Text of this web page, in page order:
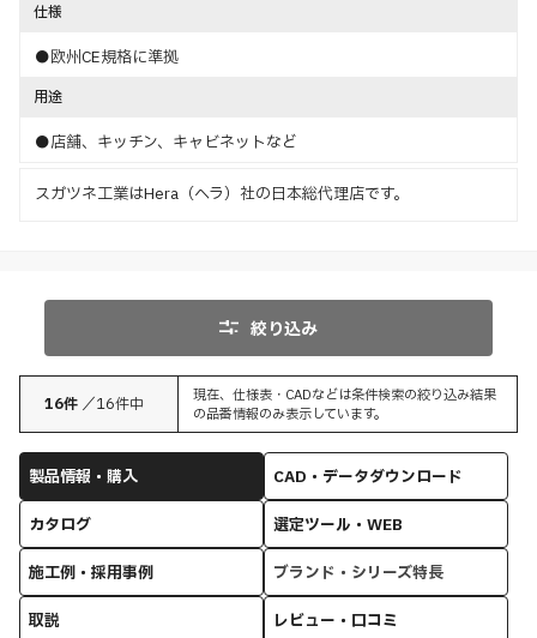
仕様
●欧州CE規格に準拠
用途
●店舗、キッチン、キャビネットなど
スガツネ工業はHera（ヘラ）社の日本総代理店です。
絞り込み
16件 ／16件中
現在、仕様表・CADなどは条件検索の絞り込み結果
の品番情報のみ表示しています。
製品情報・購入
CAD・データダウンロード
カタログ
選定ツール・WEB
施工例・採用事例
ブランド・シリーズ特長
取説
レビュー・口コミ